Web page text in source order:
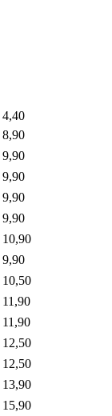
4,40
8,90
9,90
9,90
9,90
9,90
10,90
9,90
10,50
11,90
11,90
12,50
12,50
13,90
15,90